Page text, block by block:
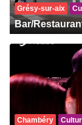
Grésy-sur-aix
Bar/
Chambéry